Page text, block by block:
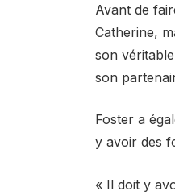
Avant de
Catherine,
son
son
Foster a
y avoir des
« Il doit y